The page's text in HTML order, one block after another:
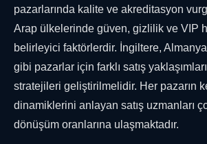
pazarlarında kalite ve akreditasyon
Arap ülkelerinde güven, gizlilik ve VIP
belirleyici faktörlerdir. İngiltere,
gibi pazarlar için farklı satış
stratejileri geliştirilmelidir. Her pazarın
dinamiklerini anlayan satış uzmanları
dönüşüm oranlarına ulaşmaktadır.